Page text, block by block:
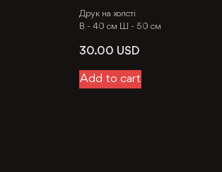
Друк на холсті
В - 40 см Ш - 50 см
30.00 USD
Add to cart